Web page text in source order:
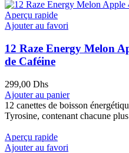
Aperçu rapide
Ajouter au favori
12 Raze Energy Melon
de Caféine
299,00 Dhs
Ajouter au panier
12 canettes de boisson
Tyrosine, contenant chacune
Aperçu rapide
Ajouter au favori